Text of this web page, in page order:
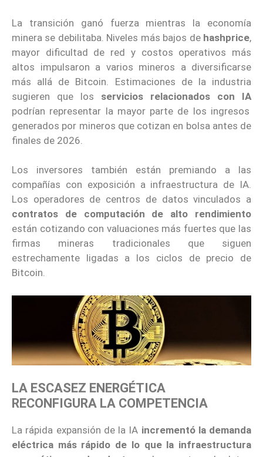
La transición ganó fuerza mientras la economía
minera se debilitaba. Niveles más bajos de hashprice,
mayor dificultad de red y costos operativos más
altos impulsaron a varios mineros a diversificarse
más allá de Bitcoin. Estimaciones de la industria
sugieren que los servicios relacionados con IA
podrían representar la mayor parte de los ingresos
generados por mineros que cotizan en bolsa antes de
finales de 2026.
Los inversores también están premiando a las
compañías con exposición a infraestructura de IA.
Los operadores de centros de datos vinculados a
contratos de computación de alto rendimiento
están cotizando con valuaciones más fuertes que las
firmas mineras tradicionales que siguen
estrechamente ligadas a los ciclos de precio de
Bitcoin.
LA ESCASEZ ENERGÉTICA
RECONFIGURA LA COMPETENCIA
La rápida expansión de la IA incrementó la demanda
eléctrica más rápido de lo que la infraestructura